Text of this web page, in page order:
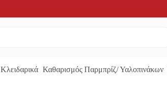
Κλειδαρικά Καθαρισμός Παρμπρίζ/ Υαλοπινάκων